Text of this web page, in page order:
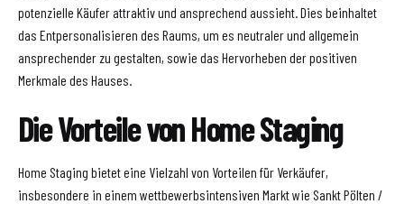
potenzielle Käufer attraktiv und ansprechend aussieht. Dies beinhaltet
das Entpersonalisieren des Raums, um es neutraler und allgemein
ansprechender zu gestalten, sowie das Hervorheben der positiven
Merkmale des Hauses.
Die Vorteile von Home Staging
Home Staging bietet eine Vielzahl von Vorteilen für Verkäufer,
insbesondere in einem wettbewerbsintensiven Markt wie Sankt Pölten /